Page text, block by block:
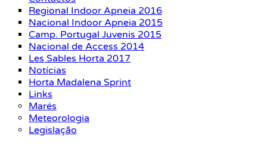
Regional Indoor Apneia 2016
Nacional Indoor Apneia 2015
Camp. Portugal Juvenis 2015
Nacional de Access 2014
Les Sables Horta 2017
Notícias
Horta Madalena Sprint
Links
Marés
Meteorologia
Legislação